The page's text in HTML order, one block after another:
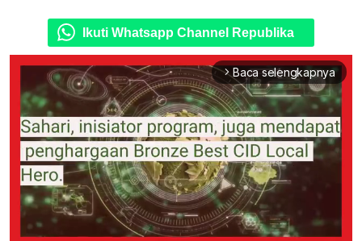
Ikuti Whatsapp Channel Republika
arrow_forward_ios Baca selengkapnya